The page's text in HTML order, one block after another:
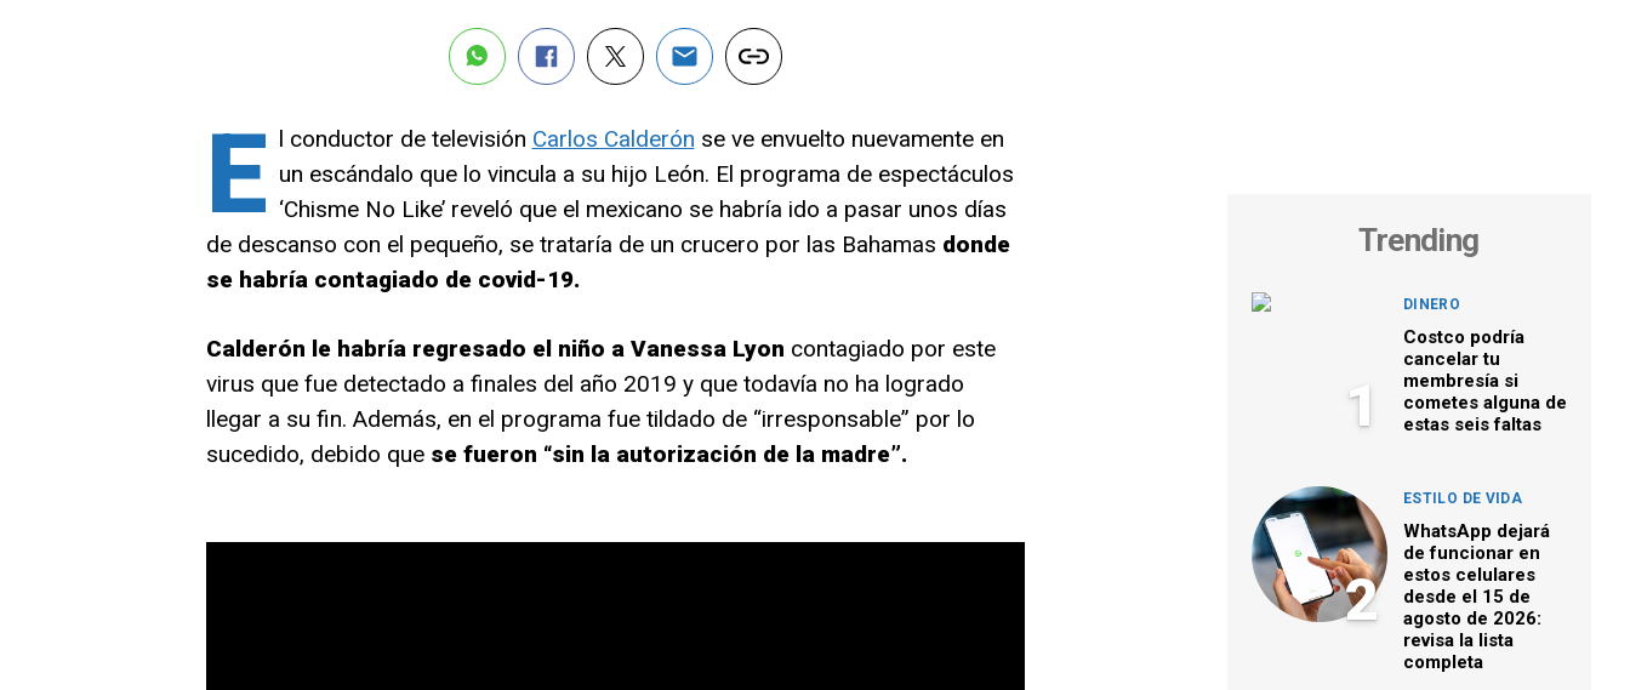
E l conductor de televisión Carlos Calderón se ve envuelto nuevamente en
un escándalo que lo vincula a su hijo León. El programa de espectáculos
‘Chisme No Like’ reveló que el mexicano se habría ido a pasar unos días
de descanso con el pequeño, se trataría de un crucero por las Bahamas donde
se habría contagiado de covid-19.
Calderón le habría regresado el niño a Vanessa Lyon contagiado por este
virus que fue detectado a finales del año 2019 y que todavía no ha logrado
llegar a su fin. Además, en el programa fue tildado de “irresponsable” por lo
sucedido, debido que se fueron “sin la autorización de la madre”.
Trending
1
DINERO
Costco podría
cancelar tu
membresía si
cometes alguna de
estas seis faltas
2
ESTILO DE VIDA
WhatsApp dejará
de funcionar en
estos celulares
desde el 15 de
agosto de 2026:
revisa la lista
completa